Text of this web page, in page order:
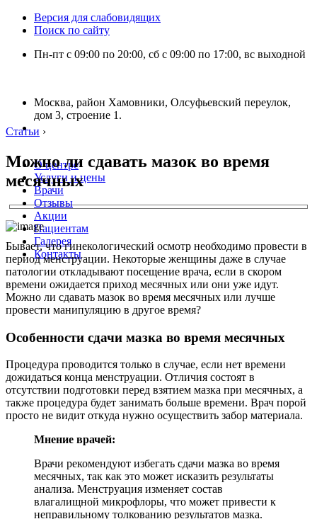
Версия для слабовидящих
Поиск по сайту
Пн-пт с 09:00 по 20:00, сб с 09:00 по 17:00, вс выходной
Москва, район Хамовники, Олсуфьевский переулок,
дом 3, строение 1.
О центре
Услуги и цены
Врачи
Отзывы
Акции
Пациентам
Галерея
Контакты
Статьи ›
Можно ли сдавать мазок во время
месячных
Бывает, что гинекологический осмотр необходимо провести в
период менструации. Некоторые женщины даже в случае
патологии откладывают посещение врача, если в скором
времени ожидается приход месячных или они уже идут.
Можно ли сдавать мазок во время месячных или лучше
провести манипуляцию в другое время?
Особенности сдачи мазка во время месячных
Процедура проводится только в случае, если нет времени
дожидаться конца менструации. Отличия состоят в
отсутствии подготовки перед взятием мазка при месячных, а
также процедура будет занимать больше времени. Врач порой
просто не видит откуда нужно осуществить забор материала.
Мнение врачей:
Врачи рекомендуют избегать сдачи мазка во время
месячных, так как это может исказить результаты
анализа. Менструация изменяет состав
влагалищной микрофлоры, что может привести к
неправильному толкованию результатов мазка.